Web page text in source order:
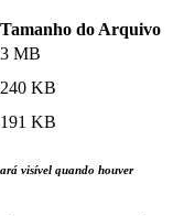
Tamanho do Arquivo
3 MB
240 KB
191 KB
visível quando houver